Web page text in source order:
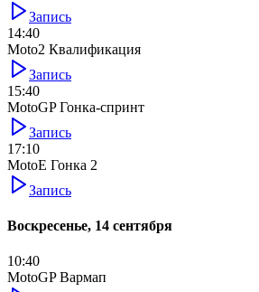
Запись
14:40
Moto2 Квалификация
Запись
15:40
MotoGP Гонка-спринт
Запись
17:10
MotoE Гонка 2
Запись
Воскресенье, 14 сентября
10:40
MotoGP Вармап